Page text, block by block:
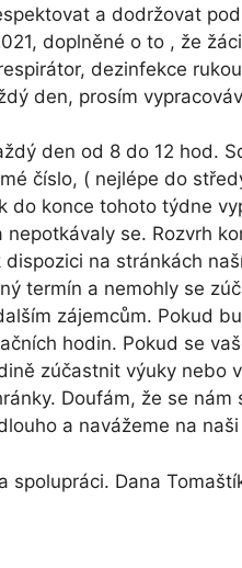
a dodržovat
doplněné o to , že
dezinfekce
den, prosím
den od 8 do 12 hod.
číslo, ( nejlépe do
do konce tohoto týdne
se. Rozvrh
na stránkách
termín a nemohly se
zájemcům. Pokud
hodin. Pokud se
zúčastnit výuky nebo
Doufám, že se
a navážeme na
spolupráci. Dana